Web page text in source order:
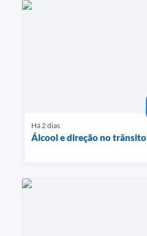
Há 2 dias
Álcool e direção no trânsito